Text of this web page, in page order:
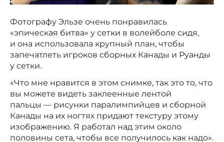
Фотографу Эльзе очень понравилась
«эпическая битва» у сетки в волейболе сидя,
и она использовала крупный план, чтобы
запечатлеть игроков сборных Канады и Руанды
у сетки.
«Что мне нравится в этом снимке, так это то, что
вы можете видеть заклеенные лентой
пальцы — рисунки паралимпийцев и сборной
Канады на их ногтях придают текстуру этому
изображению. Я работал над этим около
половины сета, чтобы все получилось как надо».